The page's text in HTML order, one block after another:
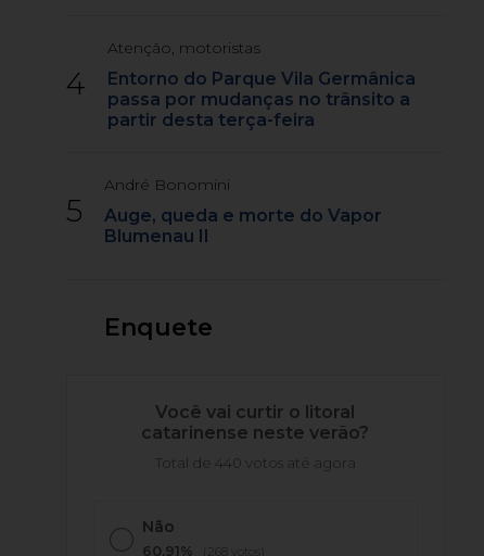
4
Atenção, motoristas
Entorno do Parque Vila Germânica
passa por mudanças no trânsito a
partir desta terça-feira
5
André Bonomini
Auge, queda e morte do Vapor
Blumenau II
Enquete
Você vai curtir o litoral
catarinense neste verão?
Total de 440 votos até agora
Não
60,91% (268 votos)